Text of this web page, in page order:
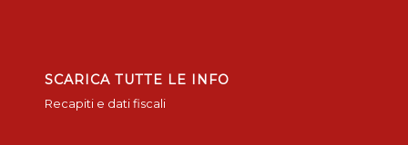
SCARICA TUTTE LE INFO
Recapiti e dati fiscali